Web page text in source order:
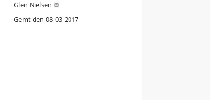
Glen Nielsen
Gemt den 08-03-2017